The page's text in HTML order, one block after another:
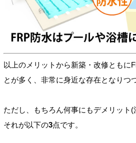
以上のメリットから新築・改修ともに
とが多く、非常に身近な存在となりつ
ただし、もちろん何事にもデメリット(
それが以下の3点です。